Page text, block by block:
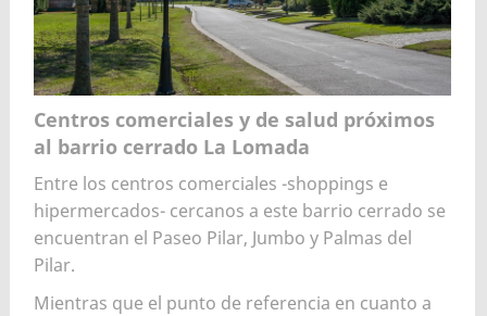
Centros comerciales y de salud próximos
al barrio cerrado La Lomada
Entre los centros comerciales -shoppings e
hipermercados- cercanos a este barrio cerrado se
encuentran el Paseo Pilar, Jumbo y Palmas del
Pilar.
Mientras que el punto de referencia en cuanto a